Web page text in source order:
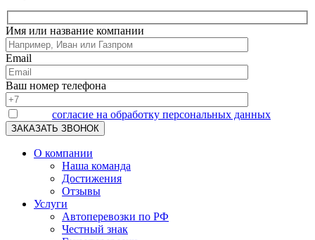
Имя или название компании
Email
Ваш номер телефона
согласие на обработку персональных данных
О компании
Наша команда
Достижения
Отзывы
Услуги
Автоперевозки по РФ
Честный знак